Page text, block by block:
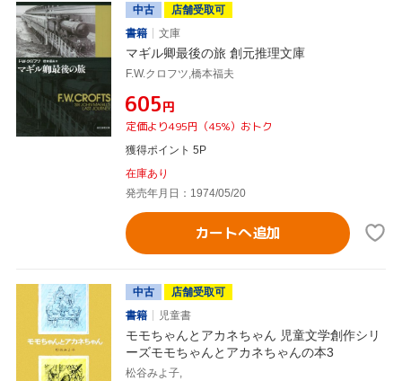
中古
店舗受取可
書籍
文庫
マギル卿最後の旅 創元推理文庫
F.W.クロフツ,橋本福夫
¥605円
定価より495円（45%）おトク
獲得ポイント 5P
在庫あり
発売年月日：1974/05/20
カートへ追加
中古
店舗受取可
書籍
児童書
モモちゃんとアカネちゃん 児童文学創作シリ
ーズモモちゃんとアカネちゃんの本3
松谷みよ子,